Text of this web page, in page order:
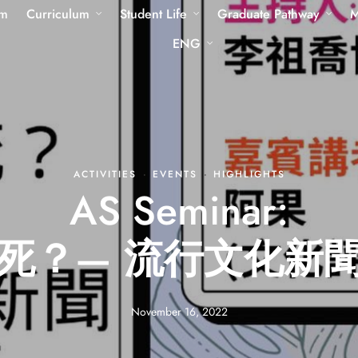
Curriculum Student Life Graduate Pathway
ENG
ACTIVITIES · EVENTS · HIGHLIGHTS
AS Seminar:
？— 流行文化新
November 16, 2022